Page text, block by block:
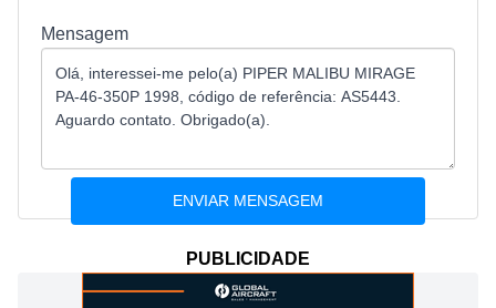
Mensagem
PUBLICIDADE